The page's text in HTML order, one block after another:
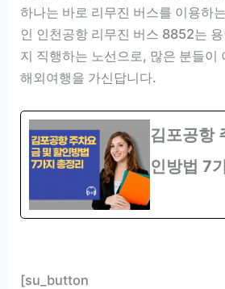
하나는 바로 리무진 버스를 이용하
인 인천공항 리무진 버스 8852는
지 직행하는 노선으로, 많은 분들이
해외여행을 가신답니다.
김포공항
인방법 7
[su_button